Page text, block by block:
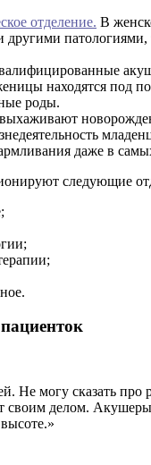
отделение. В
другими
находятся под
роды.
даже в
следующие
Не могу сказать про
своим делом. Акушеры